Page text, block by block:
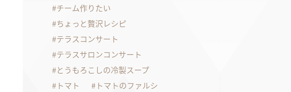
チーム作りたい
ちょっと贅沢レシピ
テラスコンサート
テラスサロンコンサート
とうもろこしの冷製スープ
トマト
トマトのファルシ